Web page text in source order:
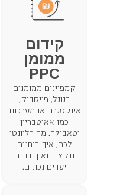
קידום
ממומן
PPC
קמפיינים ממומנים
בגוגל, פייסבוק,
אינסטגרם או מערכות
כמו אאוטבריין
וטאבולה. מה רלוונטי
לכם, איך בוחנים
תקציב ואיך בונים
יעדים נכונים.